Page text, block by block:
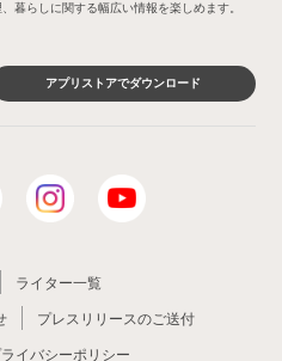
暮らしに関する幅広い情報を楽しめます。
アプリストアでダウンロード
ライター一覧
プレスリリースのご送付
イバシーポリシー